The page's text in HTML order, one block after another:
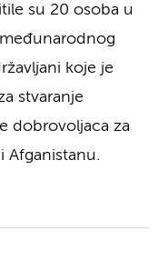
su 20 osoba u
koje je
stvaranje
dobrovoljaca za
Afganistanu.